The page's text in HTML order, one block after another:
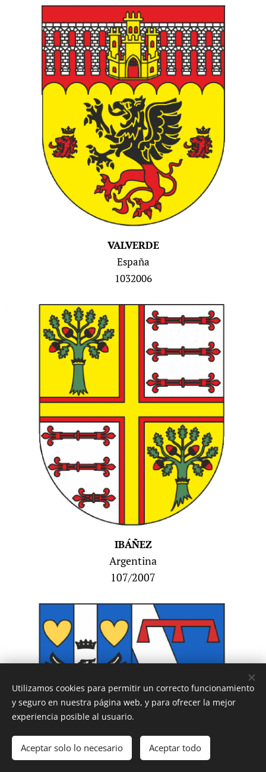
VALVERDE
España
1032006
IBÁÑEZ
Argentina
107/2007
Utilizamos cookies para permitir un correcto funcionamiento
y seguro en nuestra página web, y para ofrecer la mejor
experiencia posible al usuario.
Aceptar solo lo necesario Aceptar todo